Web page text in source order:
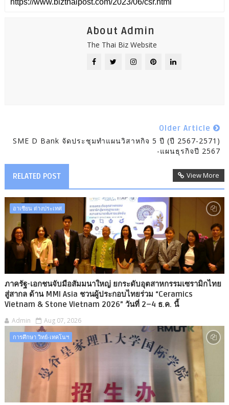
About Admin
The Thai Biz Website
Older Article
SME D Bank จัดประชุมทำแผนวิสาหกิจ 5 ปี (ปี 2567-2571)
-แผนธุรกิจปี 2567
RELATED POST View More
อาเซียน ต่างประเทศ
ภาครัฐ-เอกชนจับมือสัมมนาใหญ่ ยกระดับอุตสาหกรรมเซรามิกไทย
สู่สากล ด้าน MMI Asia ชวนผู้ประกอบไทยร่วม “Ceramics
Vietnam & Stone Vietnam 2026” วันที่ 2–4 ธ.ค. นี้
Admin Aug 07, 2026
การศึกษา วิทย์-เทคโนฯ